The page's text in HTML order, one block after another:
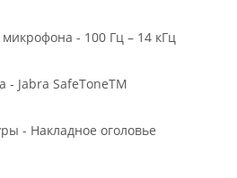
- 100 Гц – 14 кГц
- Jabra SafeToneTM
- Накладное оголовье